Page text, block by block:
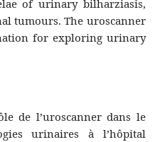
of urinary bilharziasis,
tumours. The uroscanner
for exploring urinary
de l’uroscanner dans le
urinaires à l’hôpital